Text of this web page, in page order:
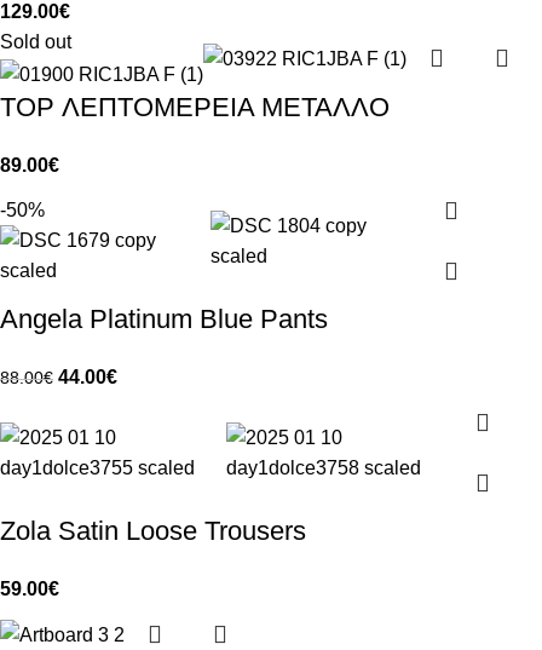
129.00€
Sold out
TOP ΛΕΠΤΟΜEΡΕΙΑ ΜΕΤΑΛΛΟ
89.00€
-50%
Angela Platinum Blue Pants
88.00€ 44.00€
Zola Satin Loose Trousers
59.00€